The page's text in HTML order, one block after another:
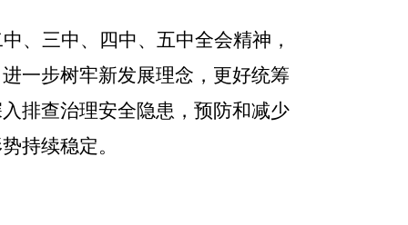
、三中、四中、五中全会精神，
一步树牢新发展理念，更好统筹
排查治理安全隐患，预防和减少
持续稳定。